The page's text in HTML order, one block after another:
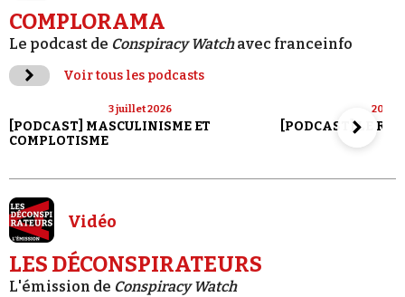
COMPLORAMA
Le podcast de Conspiracy Watchavec franceinfo
Voir tous les podcasts
3 juillet 2026
[PODCAST] MASCULINISME ET
COMPLOTISME
20
[PODCAST] LE
Vidéo
LES DÉCONSPIRATEURS
L'émission de Conspiracy Watch